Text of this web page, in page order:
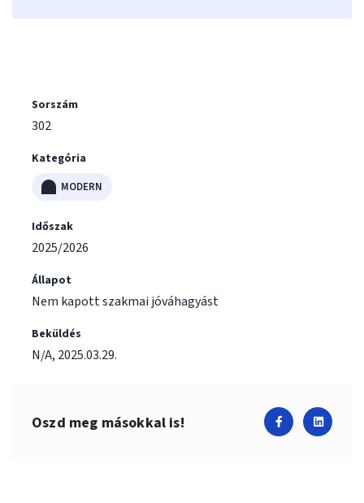
Sorszám
302
Kategória
MODERN
Időszak
2025/2026
Állapot
Nem kapott szakmai jóváhagyást
Beküldés
N/A, 2025.03.29.
Oszd meg másokkal is!